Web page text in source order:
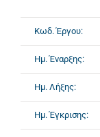
Κωδ. Έργου:
Ημ. Έναρξης:
Ημ. Λήξης:
Ημ. Έγκρισης: